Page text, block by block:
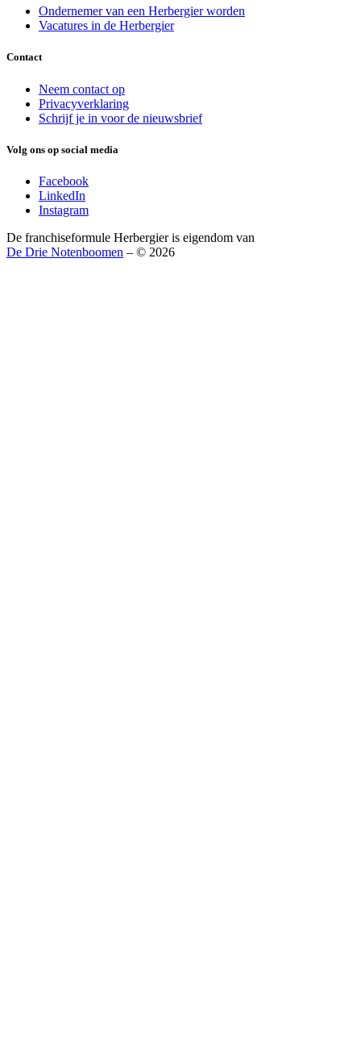
Ondernemer van een Herbergier worden
Vacatures in de Herbergier
Contact
Neem contact op
Privacyverklaring
Schrijf je in voor de nieuwsbrief
Volg ons op social media
Facebook
LinkedIn
Instagram
De franchiseformule Herbergier is eigendom van
De Drie Notenboomen – © 2026